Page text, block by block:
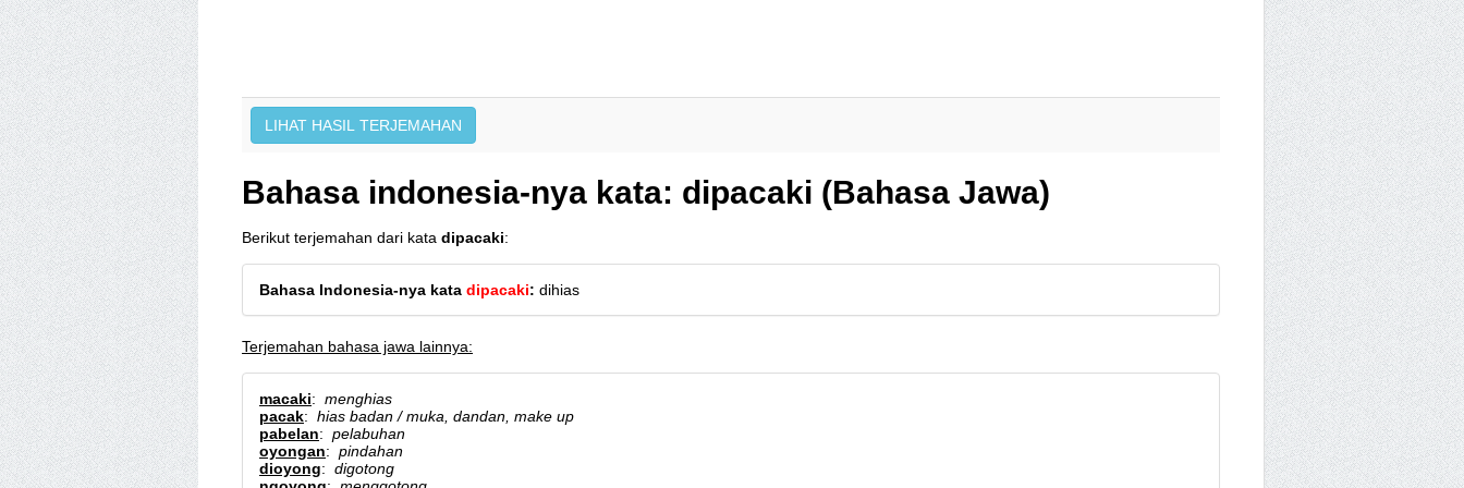
Bahasa indonesia-nya kata: dipacaki (Bahasa Jawa)
Berikut terjemahan dari kata dipacaki:
Bahasa Indonesia-nya kata dipacaki: dihias
Terjemahan bahasa jawa lainnya:
macaki: menghias
pacak: hias badan / muka, dandan, make up
pabelan: pelabuhan
oyongan: pindahan
dioyong: digotong